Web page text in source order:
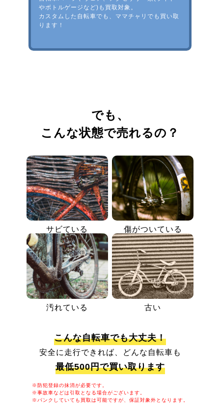
やボトルゲージなど)も買取対象。
カスタムした自転車でも、ママチャリでも買い取
ります！
でも、
こんな状態で売れるの？
サビている 傷がついている
汚れている 古い
こんな自転車でも大丈夫！
安全に走行できれば、どんな自転車も
最低500円で買い取ります
※防犯登録の抹消が必要です。
※事故車などは引取となる場合がございます。
※パンクしていても買取は可能ですが、保証対象外となります。